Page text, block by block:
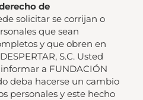
de
solicitar se corrijan o
que sean
y que obren en
S.C. Usted
a FUNDACIÓN
deba hacerse un cambio
personales y este hecho